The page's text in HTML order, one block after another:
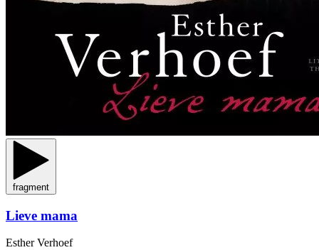
fragment
Lieve mama
Esther Verhoef